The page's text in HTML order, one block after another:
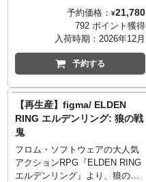
ティックダーク」がfigma化で
す！巻島顎人が「巨人殖装」し
た姿、ガイバー・ギガンティッ
クを全高約22センチというfigma
シリーズの中でも大型サイズに
て立体化。マッシブで巨大な姿
クリーチャー感のあるガイバー
IIIの意匠を踏襲した造型ディテ
ールは、数々の『強殖装甲ガイ
バー』フィギュアを手掛けてき
たマックスファクトリーの真骨
頂。「高周波ソード」展開状態
のパーツ、胸部に装着する「グ
予約価格： ¥21,780
792 ポイント獲得
入荷時期： 2026年12月
予約する
【再生産】figma/ ELDEN
RING エルデンリング: 狼の戦
鬼
フロム・ソフトウェアの大人気
アクションRPG『ELDEN RING
エルデンリング』より、狼の戦